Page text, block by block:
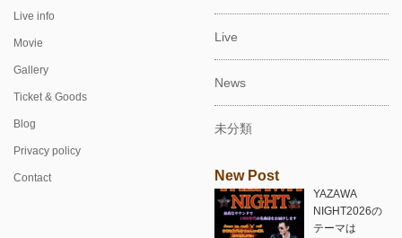
Live info
Movie
Gallery
Ticket & Goods
Blog
Privacy policy
Contact
Live
News
未分類
New Post
YAZAWA
NIGHT2026の
テーマは